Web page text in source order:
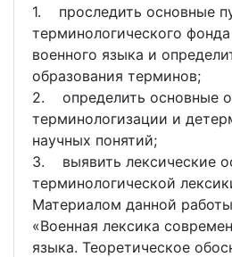
1. проследить основные
терминологического
военного языка и
образования терминов;
2. определить основные
терминологизации и
научных понятий;
3. выявить лексические
терминологической
Материалом данной
«Военная лексика
языка. Теоретическое